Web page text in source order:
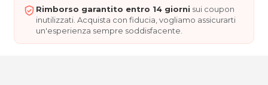
Per ulteriori informazioni sull'offerta o sulle modalità di
acquisto scrivi aposta@espevia.it.
Rimborso garantito entro 14 giorni sui coupon
inutilizzati. Acquista con fiducia, vogliamo assicurarti
un'esperienza sempre soddisfacente.